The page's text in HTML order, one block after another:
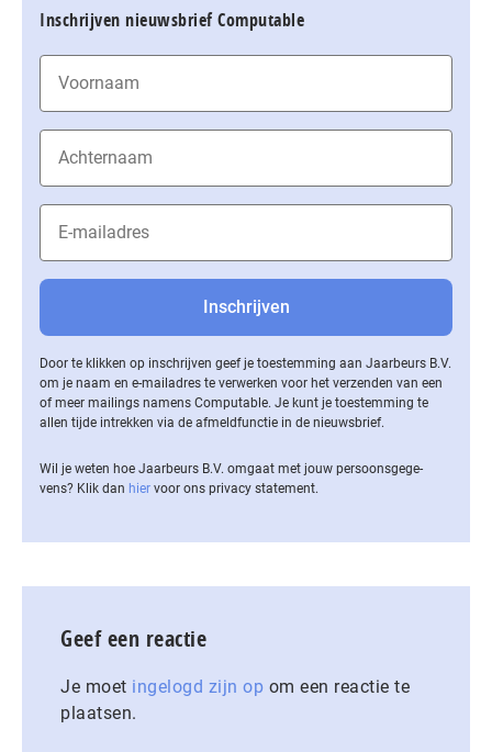
Inschrijven nieuwsbrief Computable
Door te klikken op inschrijven geef je toestemming aan Jaarbeurs B.V.
om je naam en e-mailadres te verwerken voor het verzenden van een
of meer mailings namens Computable. Je kunt je toestemming te
allen tijde intrekken via de af­meld­func­tie in de nieuwsbrief.
Wil je weten hoe Jaarbeurs B.V. omgaat met jouw per­soons­ge­ge­
vens? Klik dan hier voor ons privacy statement.
Geef een reactie
Je moet ingelogd zijn op om een reactie te
plaatsen.